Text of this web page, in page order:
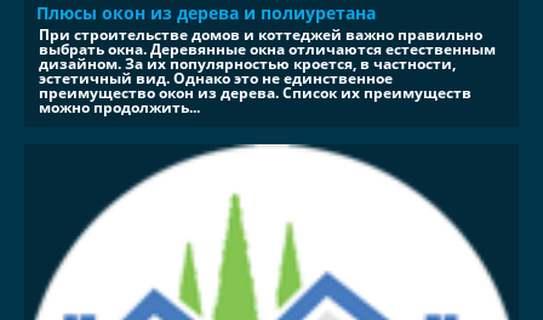
Плюсы окон из дерева и полиуретана
При строительстве домов и коттеджей важно правильно
выбрать окна. Деревянные окна отличаются естественным
дизайном. За их популярностью кроется, в частности,
эстетичный вид. Однако это не единственное
преимущество окон из дерева. Список их преимуществ
можно продолжить...